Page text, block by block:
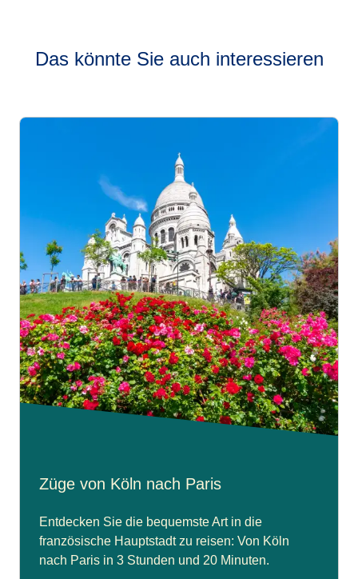
Das könnte Sie auch interessieren
Züge von Köln nach Paris
Entdecken Sie die bequemste Art in die
französische Hauptstadt zu reisen: Von Köln
nach Paris in 3 Stunden und 20 Minuten.